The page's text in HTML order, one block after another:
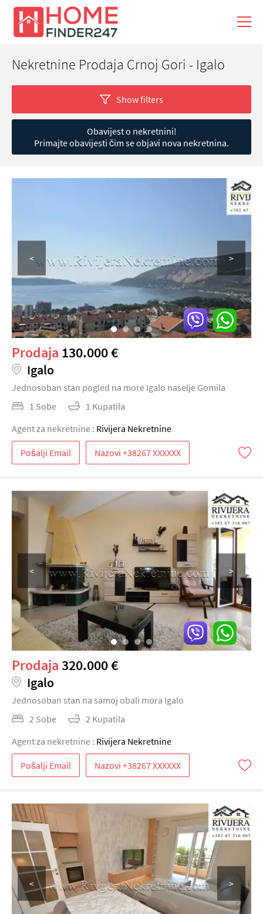
Nekretnine Prodaja Crnoj Gori - Igalo
Show filters
Obavijest o nekretnini!
Primajte obavijesti čim se objavi nova nekretnina.
< >
Prodaja 130.000 €
Igalo
Jednosoban stan pogled na more Igalo naselje Gomila
1 Sobe
1 Kupatila
Agent za nekretnine : Rivijera Nekretnine
Pošalji Email
< >
Prodaja320.000 €
Igalo
Jednosoban stan na samoj obali mora Igalo
2 Sobe
2 Kupatila
Agent za nekretnine : Rivijera Nekretnine
Pošalji Email
< >